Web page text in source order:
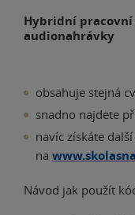
Hybridní pracovní
audionahrávky
obsahuje stejná
snadno najdete
navíc získáte
na
Návod jak použít